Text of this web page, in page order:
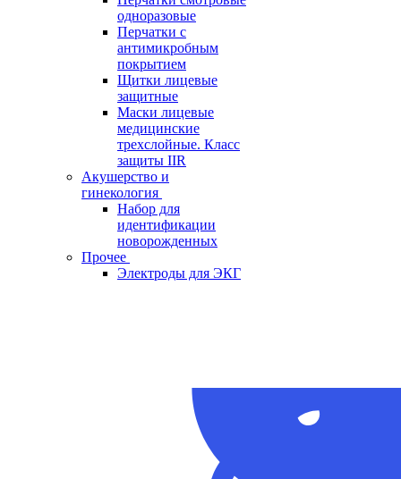
одноразовые
Перчатки с
антимикробным
покрытием
Щитки лицевые
защитные
Маски лицевые
медицинские
трехслойные. Класс
защиты IIR
Акушерство и
гинекология
Набор для
идентификации
новорожденных
Прочее
Электроды для ЭКГ